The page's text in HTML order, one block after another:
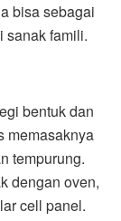
bisa sebagai
sanak famili.
bentuk dan
memasaknya
tempurung.
dengan oven,
cell panel.